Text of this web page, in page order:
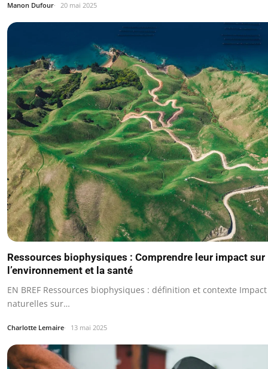
Manon Dufour 20 mai 2025
Ressources biophysiques : Comprendre leur impact sur
l’environnement et la santé
EN BREF Ressources biophysiques : définition et contexte
naturelles sur…
Charlotte Lemaire 13 mai 2025